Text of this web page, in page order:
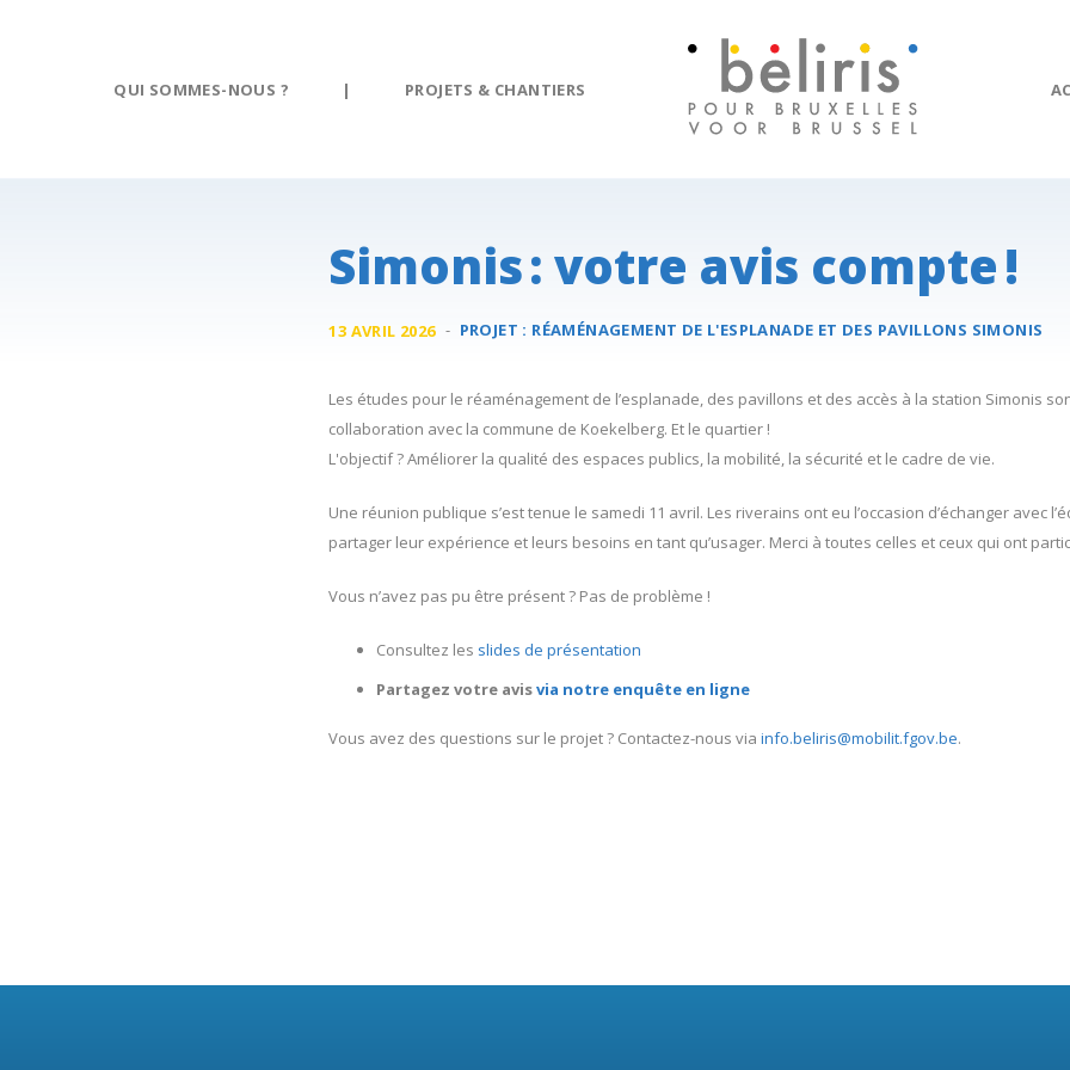
QUI SOMMES-NOUS ? | PROJETS & CHANTIERS
Simonis : votre avis compte !
13 AVRIL 2026 - PROJET : RÉAMÉNAGEMENT DE L'ESPLANADE ET DES PAVILLONS SIMONIS
Les études pour le réaménagement de l’esplanade, des pavillons et des accès à la station Simonis
collaboration avec la commune de Koekelberg. Et le quartier !
L'objectif ? Améliorer la qualité des espaces publics, la mobilité, la sécurité et le cadre de vie.
Une réunion publique s’est tenue le samedi 11 avril. Les riverains ont eu l’occasion d’échanger avec
partager leur expérience et leurs besoins en tant qu’usager. Merci à toutes celles et ceux qui ont
Vous n’avez pas pu être présent ? Pas de problème !
Consultez les slides de présentation
Partagez votre avisvia notre enquête en ligne
Vous avez des questions sur le projet ? Contactez-nous viainfo.beliris@mobilit.fgov.be.